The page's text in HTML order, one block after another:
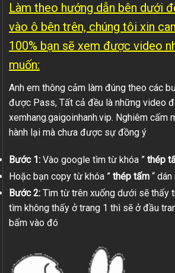
Làm theo hướng dẫn bên dưới
vào ô bên trên, chúng tôi xin
100% bạn sẽ xem được video
muốn:
Anh em thông cảm làm đúng theo các
được Pass, Tất cả đều là những video
xemhang.gaigoinhanh.vip. Nghiêm cấm
hành lại mà chưa được sự đồng ý
Bước 1: Vào google tìm từ khóa ” thép
Hoặc bạn copy từ khóa ” thép tấm “
Bước 2: Tìm từ trên xuống dưới sẽ thấy
tìm không thấy ở trang 1 thì sẽ ở đầu
bấm vào đó